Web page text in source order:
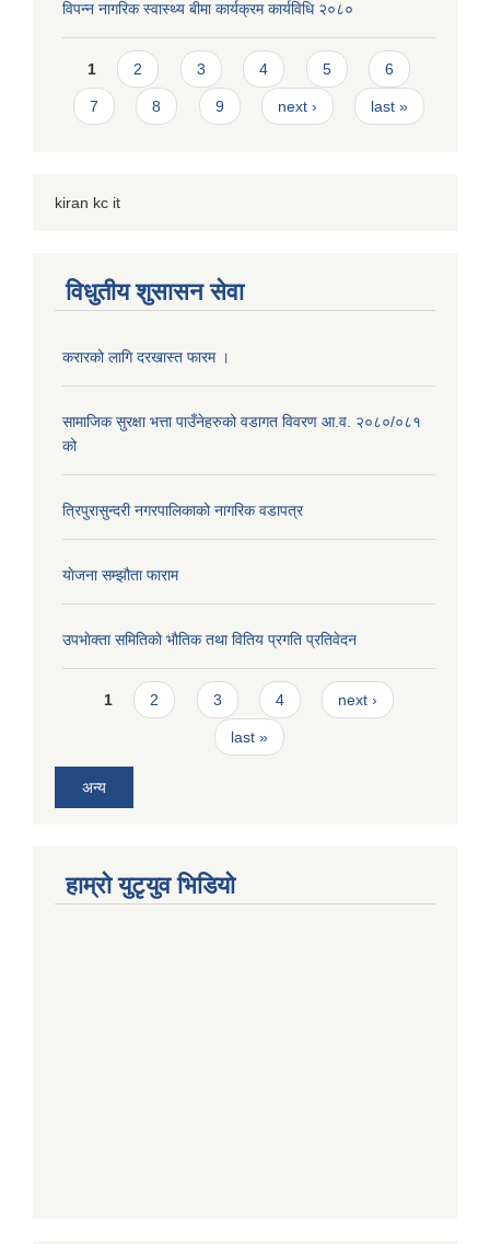
विपन्न नागरिक स्वास्थ्य बीमा कार्यक्रम कार्यविधि २०८०
Pages
1 2 3 4 5 6
7 8 9 next › last »
kiran kc it
विधुतीय शुसासन सेवा
करारको लागि दरखास्त फारम ।
सामाजिक सुरक्षा भत्ता पाउँनेहरुको वडागत विवरण आ.व. २०८०/०८१
को
त्रिपुरासुन्दरी नगरपालिकाको नागरिक वडापत्र
याेजना सम्झौता फाराम
उपभाेक्ता समितिकाे भाैतिक तथा वितिय प्रगति प्रतिवेदन
Pages
1 2 3 4 next ›
last »
अन्य
हाम्राे युटृयुव भिडियाे